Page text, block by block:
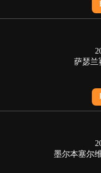
萨瑟兰
墨尔本塞尔